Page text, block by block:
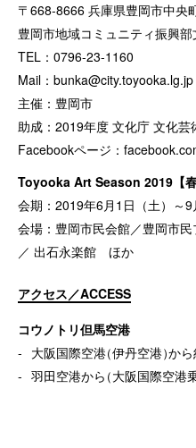
〒668-8666 兵庫県豊岡市中央
豊岡市地域コミュニティ振興
TEL：0796-23-1160
Mail： bunka@city.toyooka.lg.jp
主催：豊岡市
助成：2019年度 文化庁 文化芸
Facebookページ：
Toyooka Art Season 2019【春
会期：2019年6月1日（土）～9
会場：豊岡市民会館／豊岡市
／ 出石永楽館 ほか
アクセス／ACCESS
コウノトリ但馬空港
大阪国際空港（伊丹空港）か
羽田空港から（大阪国際空港